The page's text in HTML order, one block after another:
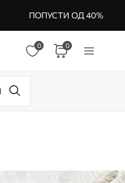
ПОПУСТИ ОД 40%
0 0